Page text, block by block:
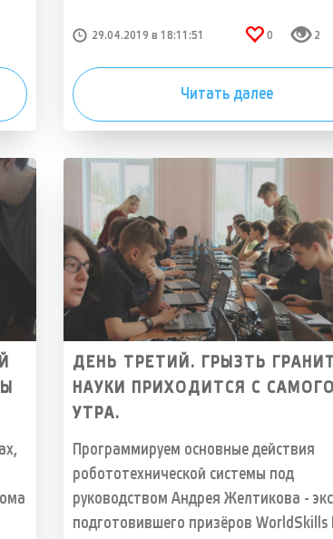
29.04.2019 в 18:11:51 0 2
Читать далее
ДЕНЬ ТРЕТИЙ. ГРЫЗТЬ ГРАНИТ
НАУКИ ПРИХОДИТСЯ С САМОГО
УТРА.
Программируем основные действия
робототехнической системы под
руководством Андрея Желтикова -
подготовившего призёров WorldSkills